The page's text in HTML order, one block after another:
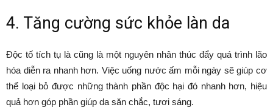
4. Tăng cường sức khỏe làn da
Độc tố tích tụ là cũng là một nguyên nhân thúc đẩy quá trình lão
hóa diễn ra nhanh hơn. Việc uống nước ấm mỗi ngày sẽ giúp cơ
thể loại bỏ được những thành phần độc hại đó nhanh hơn, hiệu
quả hơn góp phần giúp da săn chắc, tươi sáng.